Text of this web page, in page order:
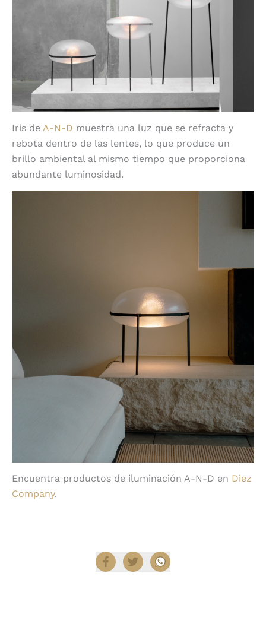
Iris de A-N-D muestra una luz que se refracta y
rebota dentro de las lentes, lo que produce un
brillo ambiental al mismo tiempo que proporciona
abundante luminosidad.
Encuentra productos de iluminación A-N-D en Diez
Company.